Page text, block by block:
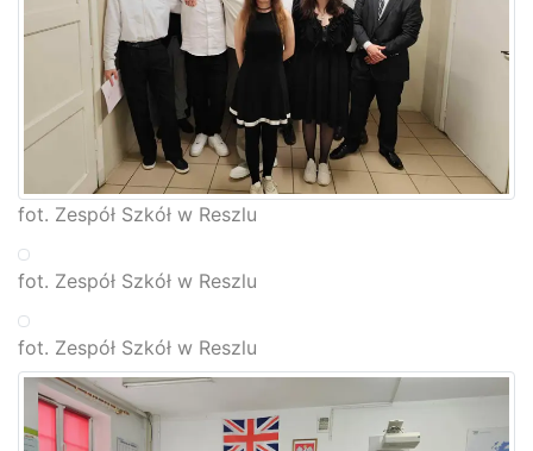
fot. Zespół Szkół w Reszlu
fot. Zespół Szkół w Reszlu
fot. Zespół Szkół w Reszlu